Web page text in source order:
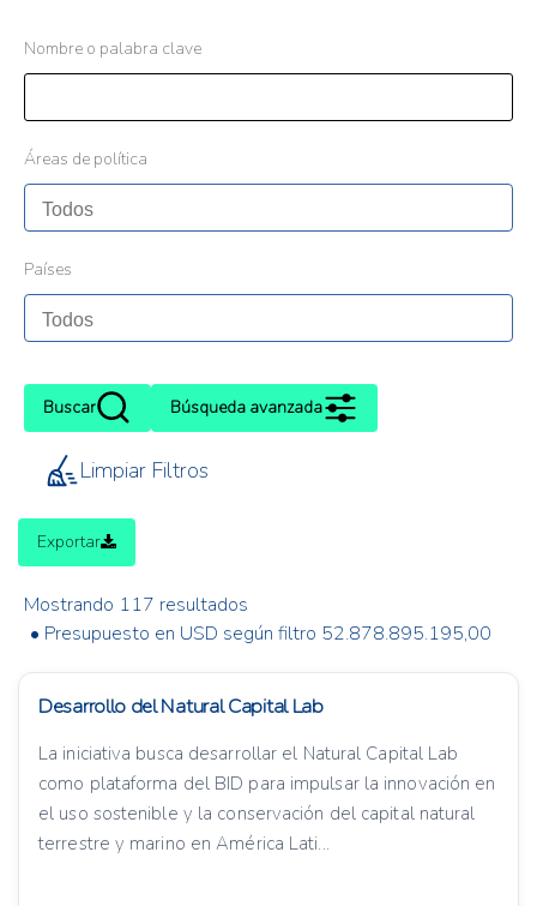
Nombre o palabra clave
Áreas de política
Países
Buscar Búsqueda avanzada
Limpiar Filtros
Exportar
Mostrando 117 resultados
• Presupuesto en USD según filtro 52.878.895.195,00
Desarrollo del Natural Capital Lab
La iniciativa busca desarrollar el Natural Capital Lab
como plataforma del BID para impulsar la innovación en
el uso sostenible y la conservación del capital natural
terrestre y marino en América Lati...